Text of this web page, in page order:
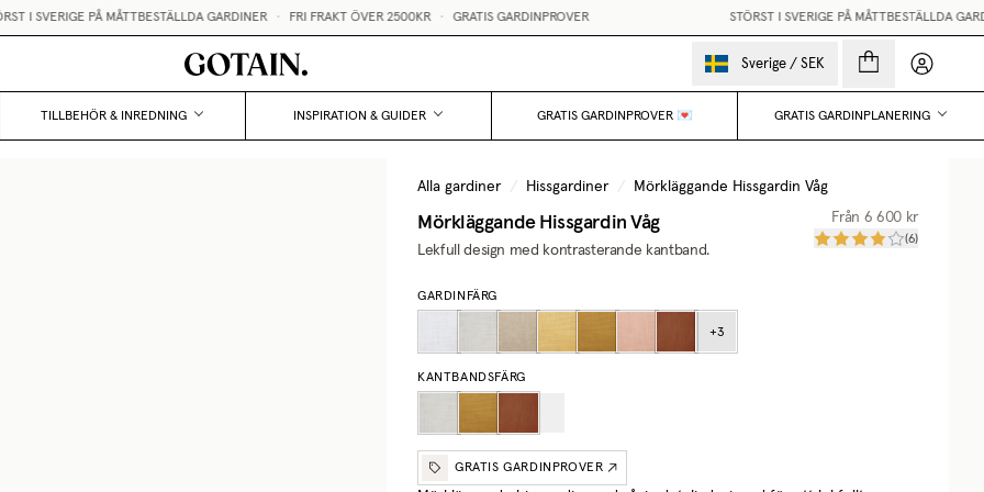
I SVERIGE PÅ MÅTTBESTÄLLDA GARDINER • FRI FRAKT ÖVER 2500KR • GRATIS GARDINPROVER STÖRST I SVERIGE PÅ MÅTTBESTÄLLDA
Sverige / SEK Mina
TILLBEHÖR & INREDNING INSPIRATION & GUIDER GRATIS GARDINPROVER 💌 GRATIS GARDINPLANERING
Alla gardiner / Hissgardiner / Mörkläggande Hissgardin Våg
Mörkläggande Hissgardin Våg
Lekfull design med kontrasterande kantband.
Från 6 600 kr
(6)
GARDINFÄRG
+3
KANTBANDSFÄRG
GRATIS GARDINPROVER